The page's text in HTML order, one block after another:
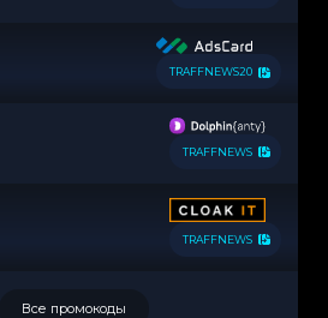
TRAFFNEWS20
TRAFFNEWS
TRAFFNEWS
Все промокоды